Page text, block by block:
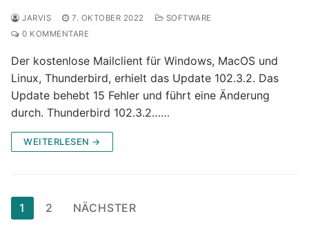
JARVIS 7. OKTOBER 2022
SOFTWARE
0 KOMMENTARE
Der kostenlose Mailclient für Windows, MacOS und
Linux, Thunderbird, erhielt das Update 102.3.2. Das
Update behebt 15 Fehler und führt eine Änderung
durch. Thunderbird 102.3.2……
WEITERLESEN →
Seitennummerierung
der
1 2 NÄCHSTER